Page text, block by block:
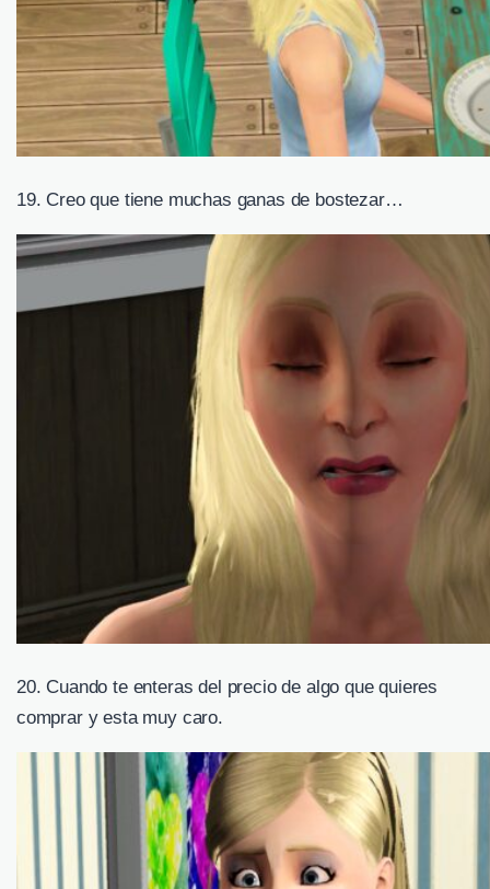
19. Creo que tiene muchas ganas de bostezar…
20. Cuando te enteras del precio de algo que quieres
comprar y esta muy caro.